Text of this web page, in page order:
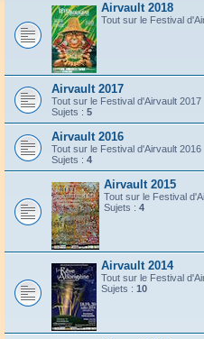
Airvault 2018
Tout sur le Festival
Airvault 2017
Tout sur le Festival d'Airvault 2017
Sujets : 5
Airvault 2016
Tout sur le Festival d'Airvault 2016
Sujets : 4
Airvault 2015
Tout sur le Festival
Sujets : 4
Airvault 2014
Tout sur le Festival
Sujets : 10